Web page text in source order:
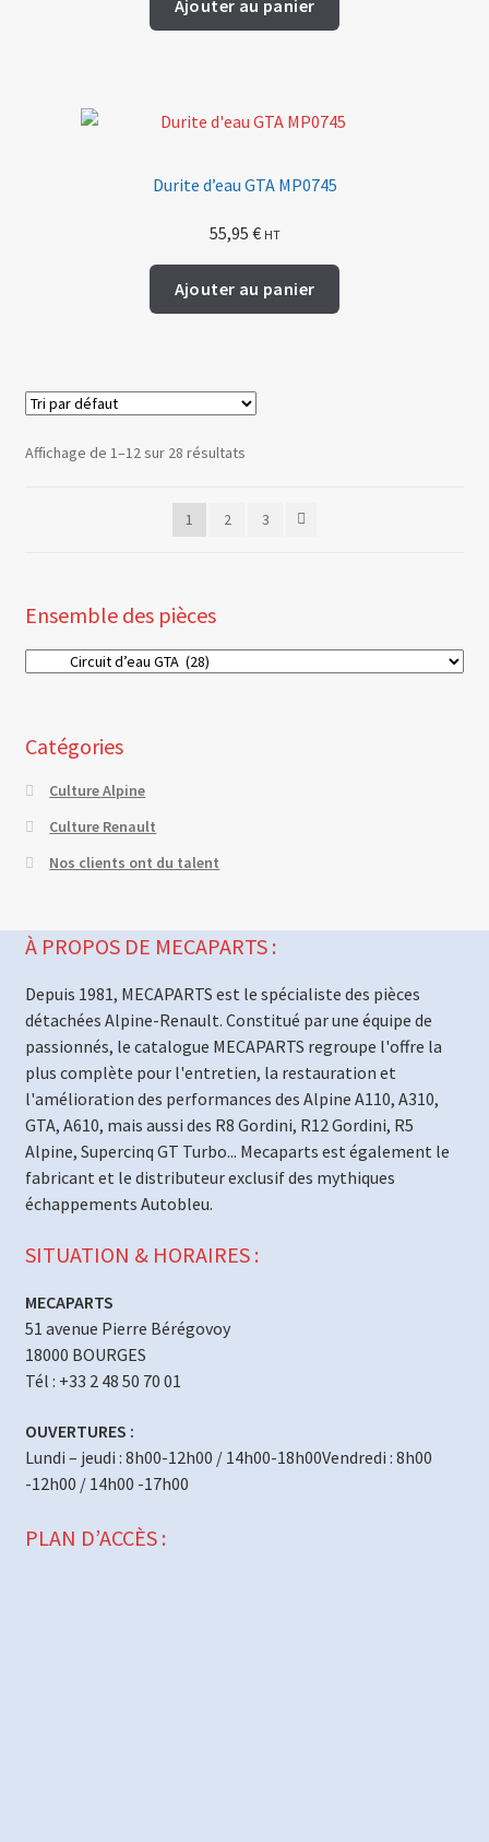
Ajouter au panier
Durite d’eau GTA MP0745
55,95 € HT
Ajouter au panier
Affichage de 1–12 sur 28 résultats
1 2 3
Ensemble des pièces
Catégories
Culture Alpine
Culture Renault
Nos clients ont du talent
À PROPOS DE MECAPARTS :
Depuis 1981, MECAPARTS est le spécialiste des pièces
détachées Alpine-Renault. Constitué par une équipe de
passionnés, le catalogue MECAPARTS regroupe l'offre la
plus complète pour l'entretien, la restauration et
l'amélioration des performances des Alpine A110, A310,
GTA, A610, mais aussi des R8 Gordini, R12 Gordini, R5
Alpine, Supercinq GT Turbo... Mecaparts est également le
fabricant et le distributeur exclusif des mythiques
échappements Autobleu.
SITUATION & HORAIRES :
MECAPARTS
51 avenue Pierre Bérégovoy
18000 BOURGES
Tél : +33 2 48 50 70 01
OUVERTURES :
Lundi – jeudi : 8h00-12h00 / 14h00-18h00Vendredi : 8h00
-12h00 / 14h00 -17h00
PLAN D’ACCÈS :